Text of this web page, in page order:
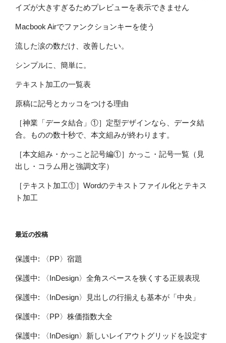
イズが大きすぎるためプレビューを表示できません
Macbook Airでファンクションキーを使う
流した涙の数だけ、改善したい。
シンプルに、簡単に。
テキスト加工の一覧表
原稿に記号とカッコをつける理由
［神業「データ結合」①］定型デザインなら、データ結
合。ものの数十秒で、本文組みが終わります。
［本文組み・かっこと記号編①］かっこ・記号一覧（見
出し・コラム用と強調文字）
［テキスト加工①］Wordのテキストファイル化とテキス
ト加工
最近の投稿
保護中: 〈PP〉宿題
保護中: 〈InDesign〉全角スペースを狭くする正規表現
保護中: 〈InDesign〉見出しの行揃えも基本が「中央」
保護中: 〈PP〉株価指数大全
保護中: 〈InDesign〉新しいレイアウトグリッドを設定す